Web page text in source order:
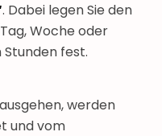
. Dabei legen Sie den
Woche oder
fest.
werden
und vom